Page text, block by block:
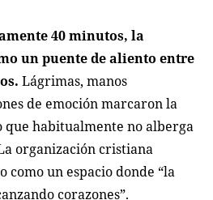
40 minutos, la
un puente de aliento entre
Lágrimas, manos
de emoción marcaron la
habitualmente no alberga
organización cristiana
como un espacio donde “la
corazones”.